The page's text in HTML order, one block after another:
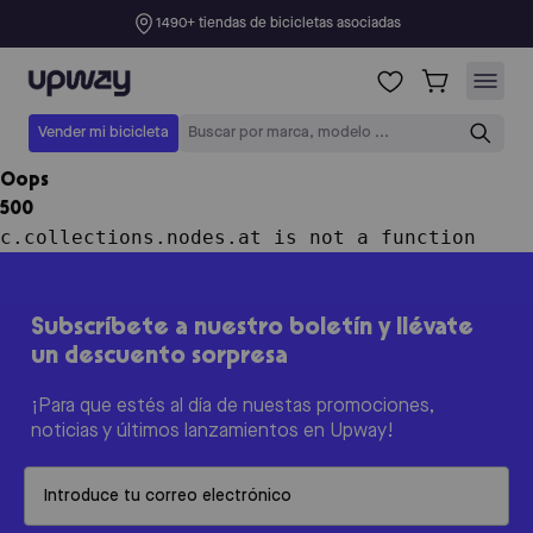
1490+ tiendas de bicicletas asociadas
Upway
Vender mi bicicleta Buscar por marca, modelo ...
Oops
500
c.collections.nodes.at is not a function
Subscríbete a nuestro boletín y llévate
un descuento sorpresa
¡Para que estés al día de nuestas promociones,
noticias y últimos lanzamientos en Upway!